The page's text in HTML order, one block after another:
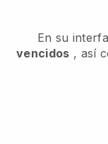
En su
vencidos , así